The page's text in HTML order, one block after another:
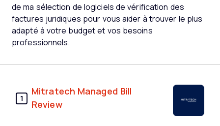
de ma sélection de logiciels de vérification des
factures juridiques pour vous aider à trouver le plus
adapté à votre budget et vos besoins
professionnels.
1
Mitratech Managed Bill
Review